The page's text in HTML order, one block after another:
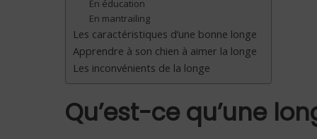
En éducation
En mantrailing
Les caractéristiques d’une bonne longe
Apprendre à son chien à aimer la longe
Les inconvénients de la longe
Qu’est-ce qu’une